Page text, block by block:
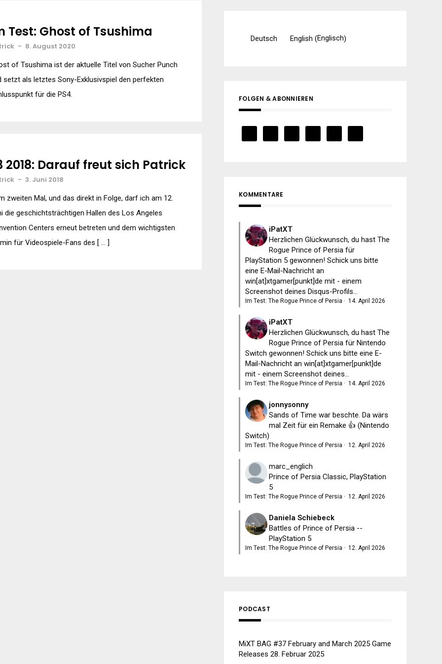
Test: Ghost of Tsushima
- 8. August 2020
of Tsushima ist der aktuelle Titel von Sucher Punch
setzt als letztes Sony-Exklusivspiel den perfekten
für die PS4.
2018: Darauf freut sich Patrick
- 3. Juni 2018
zweiten Mal, und das direkt in Folge, darf ich am 12.
die geschichtsträchtigen Hallen des Los Angeles
Centers erneut betreten und dem wichtigsten
für Videospiele-Fans des [ … ]
Deutsch English (Englisch)
FOLGEN & ABONNIEREN
KOMMENTARE
iPatXT
Herzlichen Glückwunsch, du hast The
Rogue Prince of Persia für
PlayStation 5 gewonnen! Schick uns bitte
eine E-Mail-Nachricht an
win[at]xtgamer[punkt]de mit - einem
Screenshot deines Disqus-Profils...
Im Test: The Rogue Prince of Persia · 14. April 2026
iPatXT
Herzlichen Glückwunsch, du hast The
Rogue Prince of Persia für Nintendo
Switch gewonnen! Schick uns bitte eine E-
Mail-Nachricht an win[at]xtgamer[punkt]de
mit - einem Screenshot deines...
Im Test: The Rogue Prince of Persia · 14. April 2026
jonnysonny
Sands of Time war beschte. Da wärs
mal Zeit für ein Remake 👍 (Nintendo
Switch)
Im Test: The Rogue Prince of Persia · 12. April 2026
marc_englich
Prince of Persia Classic, PlayStation
5
Im Test: The Rogue Prince of Persia · 12. April 2026
Daniela Schiebeck
Battles of Prince of Persia --
PlayStation 5
Im Test: The Rogue Prince of Persia · 12. April 2026
PODCAST
MiXT BAG #37 February and March 2025 Game
Releases 28. Februar 2025